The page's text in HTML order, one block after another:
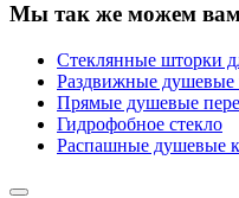
Мы так же можем
Стеклянные шторки
Раздвижные
Прямые душевые
Гидрофобное стекло
Распашные душевые